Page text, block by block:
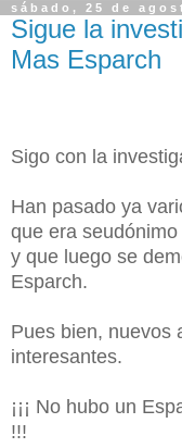
sábado, 25 de
Sigue la
Mas Esparch
Sigo con la
Han pasado ya
que era
y que luego se
Esparch.
Pues bien, nuevos
interesantes.
¡¡¡ No hubo un
!!!